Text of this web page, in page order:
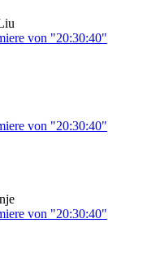
von "20:30:40"
von "20:30:40"
von "20:30:40"